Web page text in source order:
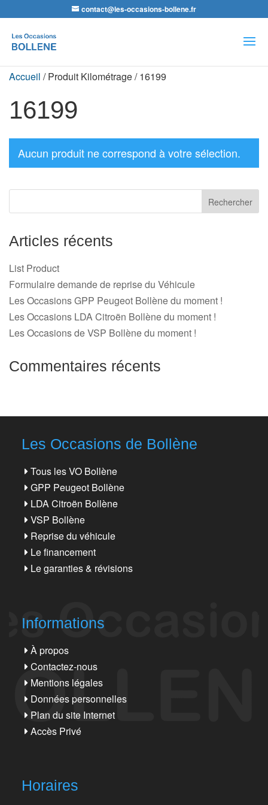
contact@les-occasions-bollene.fr
de
produits
Accueil / Produit Kilométrage / 16199
16199
Aucun produit ne correspond à votre sélection.
Articles récents
List Product
Formulaire demande de reprise du Véhicule
Les Occasions GPP Peugeot Bollène du moment !
Les Occasions LDA Citroën Bollène du moment !
Les Occasions de VSP Bollène du moment !
Commentaires récents
Les Occasions de Bollène
Tous les VO Bollène
GPP Peugeot Bollène
LDA Citroën Bollène
VSP Bollène
Reprise du véhicule
Le financement
Le garanties & révisions
Informations
À propos
Contactez-nous
Mentions légales
Données personnelles
Plan du site Internet
Accès Privé
Horaires